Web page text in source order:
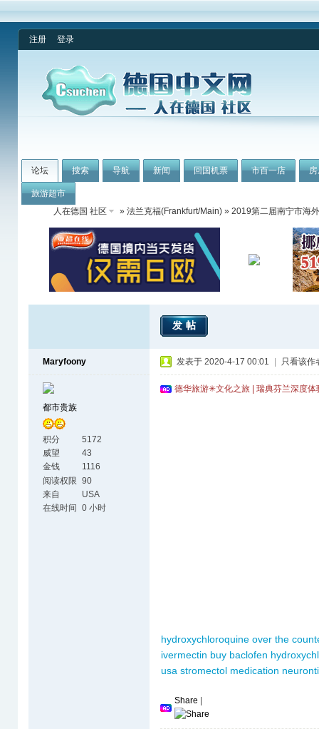
注册 登录
论坛 搜索 导航 新闻 回国机票 市百一店
旅游超市
人在德国 社区
» 法兰克福(Frankfurt/Main) » 2019第二届南宁市海
发帖
Maryfoony
都市贵族
积分
5172
威望
43
金钱
1116
阅读权限 90
来自
USA
在线时间
0 小时
发表于 2020-4-17 00:01 只看该作
德华旅游✳文化之旅 | 瑞典芬兰深度
hydroxychloroquine over the
ivermectin buy baclofen
usa stromectol medication
Share